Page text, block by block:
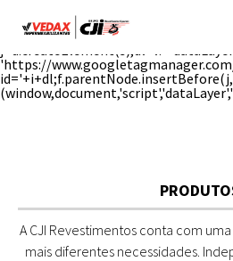
Date().getTime(),event:'gtm.js'});var
f=d.getElementsByTagName(s)[0],
'https://
A CJI Revestimentos conta com
mais diferentes necessidades.